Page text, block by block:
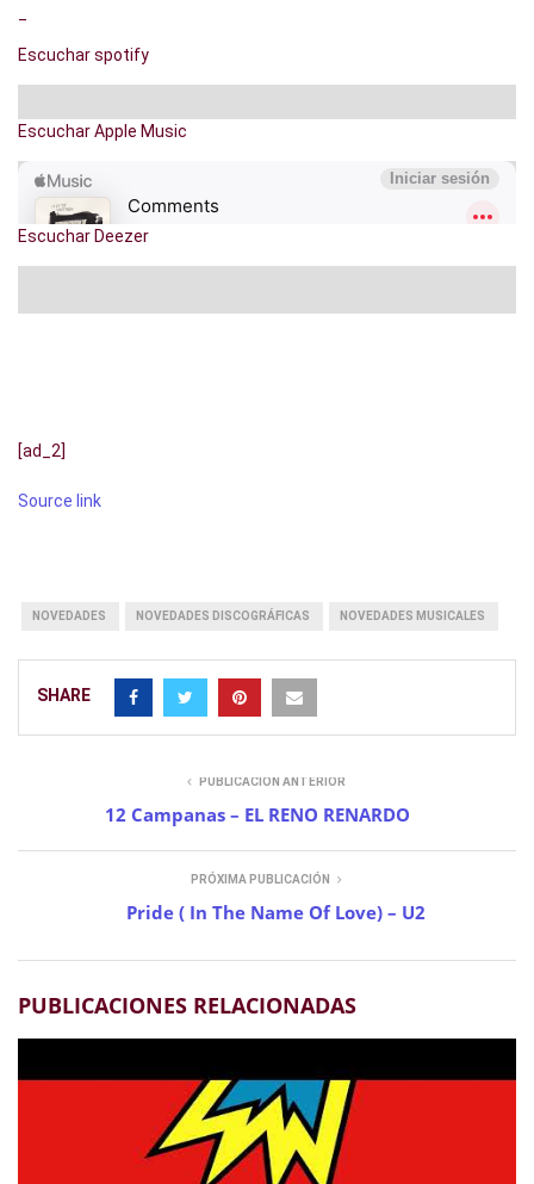
Escuchar spotify
Escuchar Apple Music
Escuchar Deezer
[ad_2]
Source link
NOVEDADES NOVEDADES DISCOGRÁFICAS NOVEDADES MUSICALES
SHARE
PUBLICACIÓN ANTERIOR
12 Campanas – EL RENO RENARDO
PRÓXIMA PUBLICACIÓN
Pride ( In The Name Of Love) – U2
PUBLICACIONES RELACIONADAS